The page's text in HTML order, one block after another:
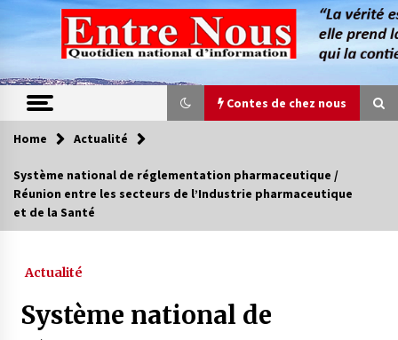
content
Contes de chez nous
Contes de chez nous
Quand la mère n’est plus là (17e partie)
4 ans ago
Home Actualité
Système national de réglementation pharmaceutique /
Réunion entre les secteurs de l’Industrie pharmaceutique
et de la Santé
Actualité
Système national de